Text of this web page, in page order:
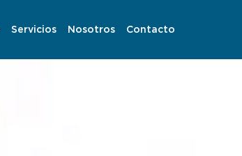
Servicios Nosotros Contacto